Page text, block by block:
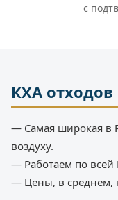
с
КХА отходов
— Самая широкая в
воздуху.
— Работаем по всей
— Цены, в среднем,